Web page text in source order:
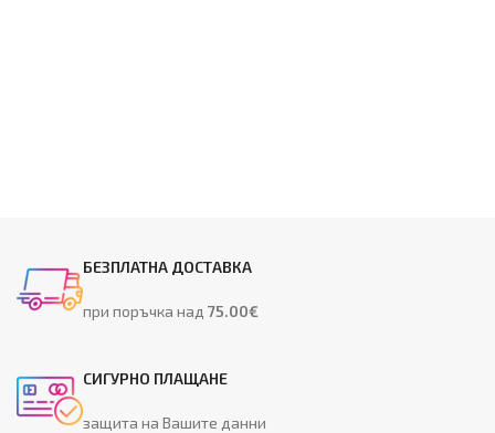
БЕЗПЛАТНА ДОСТАВКА
при поръчка над75.00€
СИГУРНО ПЛАЩАНЕ
защита на Вашите данни